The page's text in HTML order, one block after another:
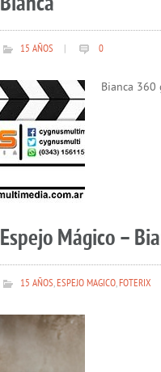
15 AÑOS 0
Bianca 360
Espejo Mágico –
15 AÑOS,ESPEJO MAGICO,FOTERIX